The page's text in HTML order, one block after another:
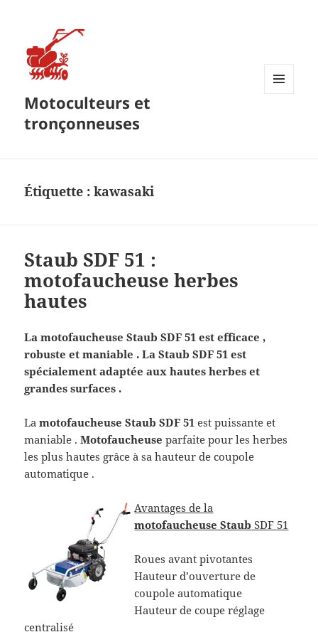
Motoculteurs et
tronçonneuses
Étiquette :kawasaki
Staub SDF 51 :
motofaucheuse herbes
hautes
La motofaucheuse Staub SDF 51 est efficace ,
robuste et maniable . La Staub SDF 51 est
spécialement adaptée aux hautes herbes et
grandes surfaces .
Lamotofaucheuse Staub SDF 51 est puissante et
maniable .Motofaucheuseparfaite pour les herbes
les plus hautes grâce à sa hauteur de coupole
automatique .
Avantages de la
motofaucheuse Staub SDF 51
Roues avant pivotantes
Hauteur d’ouverture de
coupole automatique
Hauteur de coupe réglage
centralisé